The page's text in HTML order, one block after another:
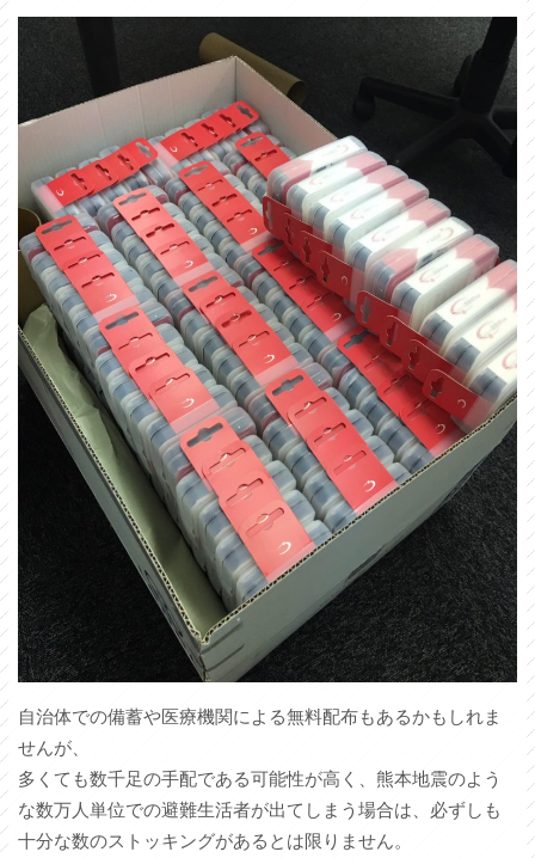
自治体での備蓄や医療機関による無料配布もあるかもしれま
せんが、
多くても数千足の手配である可能性が高く、熊本地震のよう
な数万人単位での避難生活者が出てしまう場合は、必ずしも
十分な数のストッキングがあるとは限りません。